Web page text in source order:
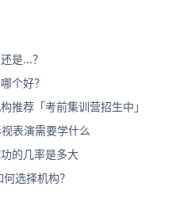
是...？
个好？
推荐「考前集训营招生中」
表演需要学什么
的几率是多大
选择机构？